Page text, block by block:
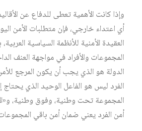
وإذا كانت الأهمية تعطى للدفاع عن
أي اعتداء خارجي، فإن متطلبات الأمن
العقيدة الأمنية للأنظمة السياسية
المجموعات والأفراد في مواجهة العنف
الدولة هو الذي يجب أن يكون المرجع
الفرد ليس هو الفاعل الوحيد الذي يحتاج
المجموعة تحت وطنية، وفوق وطنية،
أمن الفرد يعني ضمان أمن باقي